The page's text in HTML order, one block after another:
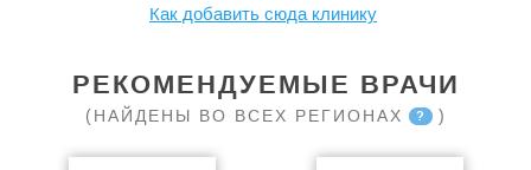
Как добавить сюда клинику
РЕКОМЕНДУЕМЫЕ ВРАЧИ
(НАЙДЕНЫ ВО ВСЕХ РЕГИОНАХ ? )